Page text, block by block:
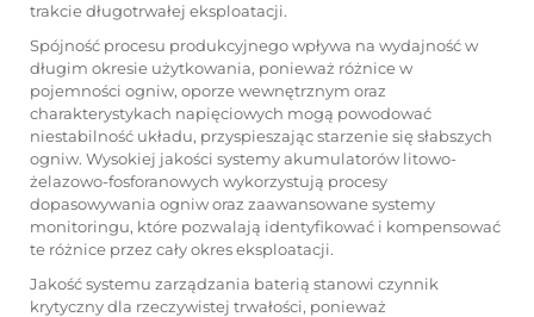
trakcie długotrwałej eksploatacji.
Spójność procesu produkcyjnego wpływa na wydajność w
długim okresie użytkowania, ponieważ różnice w
pojemności ogniw, oporze wewnętrznym oraz
charakterystykach napięciowych mogą powodować
niestabilność układu, przyspieszając starzenie się słabszych
ogniw. Wysokiej jakości systemy akumulatorów litowo-
żelazowo-fosforanowych wykorzystują procesy
dopasowywania ogniw oraz zaawansowane systemy
monitoringu, które pozwalają identyfikować i kompensować
te różnice przez cały okres eksploatacji.
Jakość systemu zarządzania baterią stanowi czynnik
krytyczny dla rzeczywistej trwałości, ponieważ